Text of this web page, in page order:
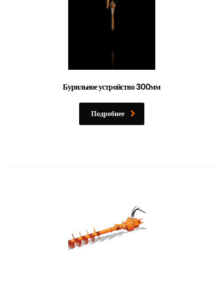
Бурильное устройство 300мм
Подробнее